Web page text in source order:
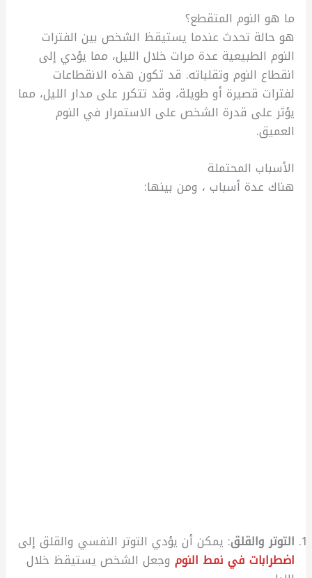
ما هو النوم المتقطع؟
هو حالة تحدث عندما يستيقظ الشخص بين الفترات
النوم الطبيعية عدة مرات خلال الليل، مما يؤدي إلى
انقطاع النوم وتقلباته. قد تكون هذه الانقطاعات
لفترات قصيرة أو طويلة، وقد تتكرر على مدار الليل، مما
يؤثر على قدرة الشخص على الاستمرار في النوم
العميق.
الأسباب المحتملة
هناك عدة أسباب ، ومن بينها:
التوتر والقلق: يمكن أن يؤدي التوتر النفسي والقلق إلى
اضطرابات في نمط النوم وجعل الشخص يستيقظ خلال